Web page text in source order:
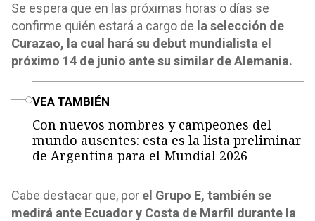
Se espera que en las próximas horas o días se
confirme quién estará a cargo de la selección de
Curazao, la cual hará su debut mundialista el
próximo 14 de junio ante su similar de Alemania.
VEA TAMBIÉN
Con nuevos nombres y campeones del
mundo ausentes: esta es la lista preliminar
de Argentina para el Mundial 2026
Cabe destacar que, por el Grupo E, también se
medirá ante Ecuador y Costa de Marfil durante la